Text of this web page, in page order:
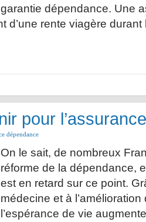
garantie dépendance. Une
d’une rente viagère
pour
dépendance
On le sait, de nombreux
réforme de la dépendance,
est en retard sur ce point.
médecine et à
l’espérance de vie